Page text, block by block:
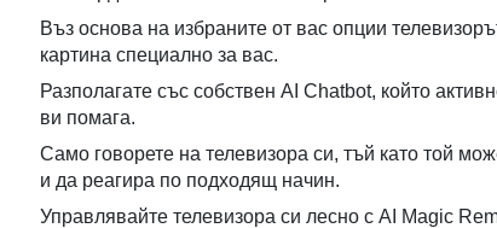
Въз основа на избраните от вас опции
картина специално за вас.
Разполагате със собствен AI Chatbot, който
ви помага.
Само говорете на телевизора си, тъй като той
и да реагира по подходящ начин.
Управлявайте телевизора си лесно с AI Magic